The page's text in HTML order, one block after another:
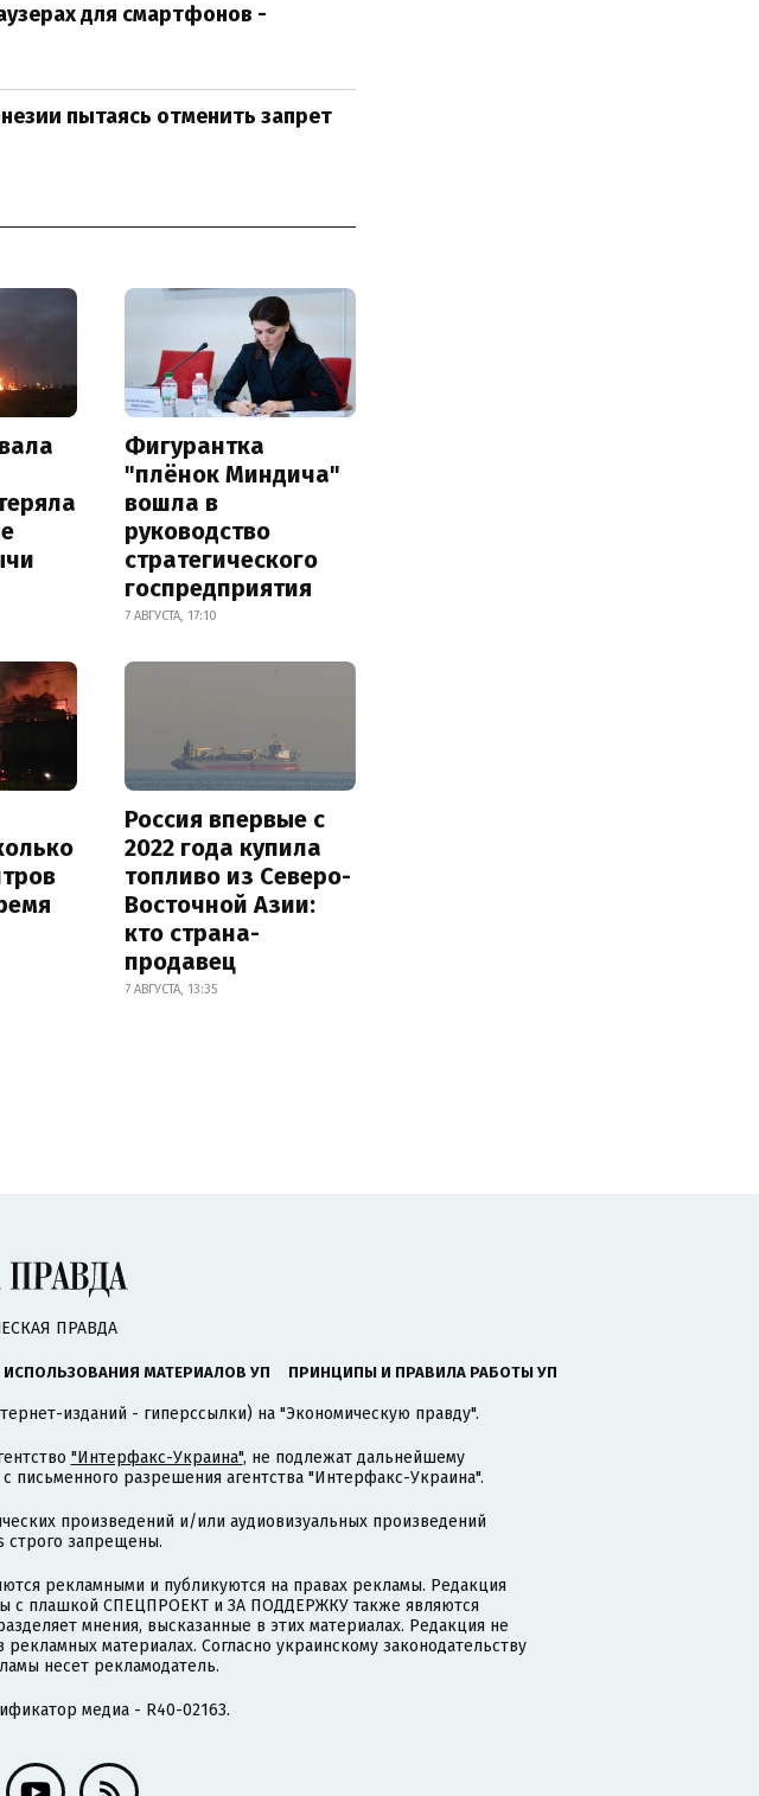
для смартфонов -
пытаясь отменить запрет
Фигурантка
"плёнок Миндича"
вошла в
руководство
стратегического
госпредприятия
7 АВГУСТА, 17:10
Россия впервые с
2022 года купила
топливо из Северо-
Восточной Азии:
кто страна-
продавец
7 АВГУСТА, 13:35
ПРАВДА
ИСПОЛЬЗОВАНИЯ МАТЕРИАЛОВ УП ПРИНЦИПЫ И ПРАВИЛА РАБОТЫ УП
изданий - гиперссылки) на "Экономическую правду".
"Интерфакс-Украина", не подлежат дальнейшему
разрешения агентства "Интерфакс-Украина".
произведений и/или аудиовизуальных произведений
строго запрещены.
рекламными и публикуются на правах рекламы. Редакция
с плашкой СПЕЦПРОЕКТ и ЗА ПОДДЕРЖКУ также являются
мнения, высказанные в этих материалах. Редакция не
материалах. Согласно украинскому законодательству
несет рекламодатель.
медиа - R40-02163.